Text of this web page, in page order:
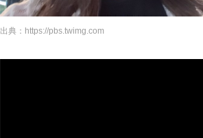
出典： https://pbs.twimg.com